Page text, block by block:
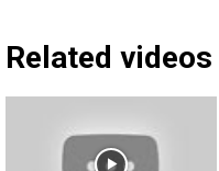
Related videos